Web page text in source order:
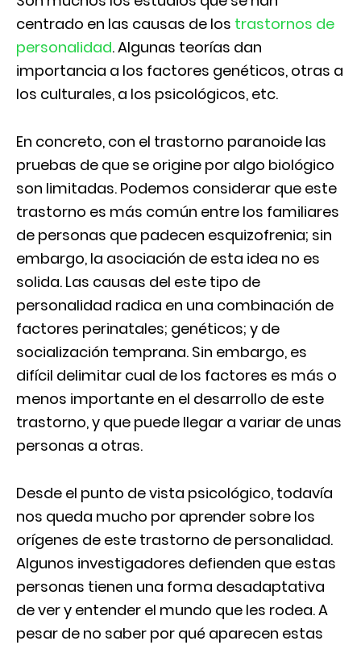
centrado en las causas de los trastornos de
personalidad. Algunas teorías dan
importancia a los factores genéticos, otras a
los culturales, a los psicológicos, etc.
En concreto, con el trastorno paranoide las
pruebas de que se origine por algo biológico
son limitadas. Podemos considerar que este
trastorno es más común entre los familiares
de personas que padecen esquizofrenia; sin
embargo, la asociación de esta idea no es
solida. Las causas del este tipo de
personalidad radica en una combinación de
factores perinatales; genéticos; y de
socialización temprana. Sin embargo, es
difícil delimitar cual de los factores es más o
menos importante en el desarrollo de este
trastorno, y que puede llegar a variar de unas
personas a otras.
Desde el punto de vista psicológico, todavía
nos queda mucho por aprender sobre los
orígenes de este trastorno de personalidad.
Algunos investigadores defienden que estas
personas tienen una forma desadaptativa
de ver y entender el mundo que les rodea. A
pesar de no saber por qué aparecen estas